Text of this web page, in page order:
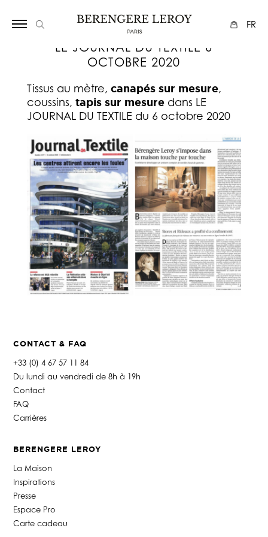
FR
LE JOURNAL DU TEXTILE 6
OCTOBRE 2020
Tissus au mètre, canapés sur mesure,
coussins, tapis sur mesuredans LE
JOURNAL DU TEXTILE du 6 octobre 2020
CONTACT & FAQ
+33 (0) 4 67 57 11 84
Du lundi au vendredi de 8h à 19h
Contact
FAQ
Carrières
BERENGERE LEROY
La Maison
Inspirations
Presse
Espace Pro
Carte cadeau